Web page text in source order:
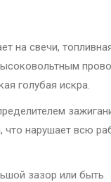
на свечи,
голубая искра.
нарушает всю
зазор или быть